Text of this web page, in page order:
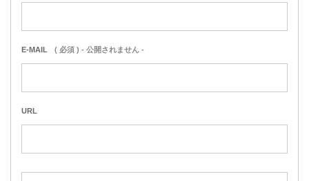
E-MAIL ( 必須 ) - 公開されません -
URL